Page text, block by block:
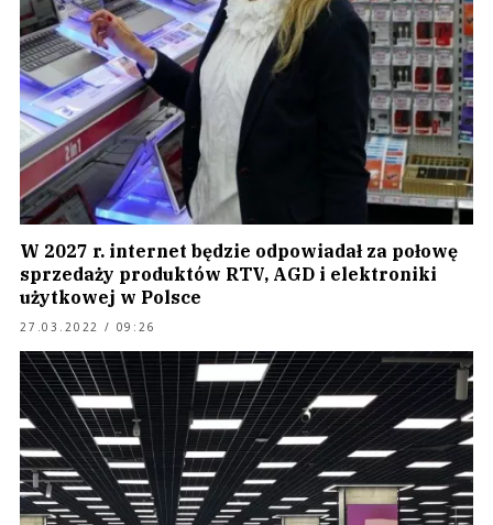
W 2027 r. internet będzie odpowiadał za połowę
sprzedaży produktów RTV, AGD i elektroniki
użytkowej w Polsce
27.03.2022 / 09:26